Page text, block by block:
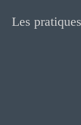
Les pratiques